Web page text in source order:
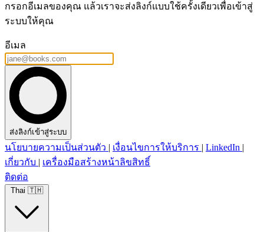
กรอกอีเมลของคุณ แล้วเราจะส่งลิงก์แบบใช้ครั้งเดียวเพื่อเข้าสู่
ระบบให้คุณ
อีเมล
ส่งลิงก์เข้าสู่ระบบ
นโยบายความเป็นส่วนตัว | เงื่อนไขการให้บริการ | LinkedIn |
เกี่ยวกับ | เครื่องมือสร้างหน้าลิขสิทธิ์
ติดต่อ
Thai 🇹🇭